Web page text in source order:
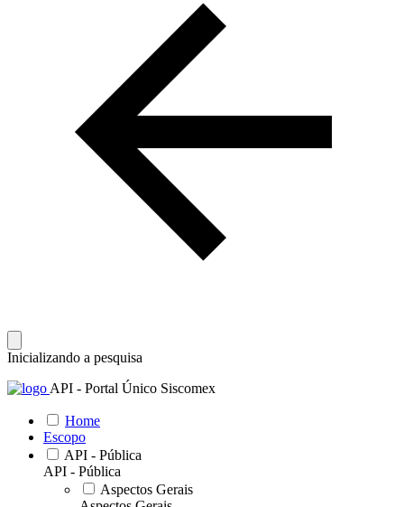
Inicializando a pesquisa
API - Portal Único Siscomex
Home
Escopo
API - Pública
API - Pública
Aspectos Gerais